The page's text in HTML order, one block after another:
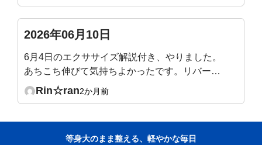
た。最後に先生が、だるい時は動いた方が良い、
とおっしゃっていて、本当にその通りだな、うん
うん、と頷きながら今日のエクササイズ終えまし
た。ありがとうございました。
2026年06月10日
6月4日のエクササイズ解説付き、やりました。
あちこち伸びて気持ちよかったです。リバース
プランク腕がのびました！自分が弱いお尻とも
Rin☆ran2か月前
等身大のまま整える、軽やかな毎日